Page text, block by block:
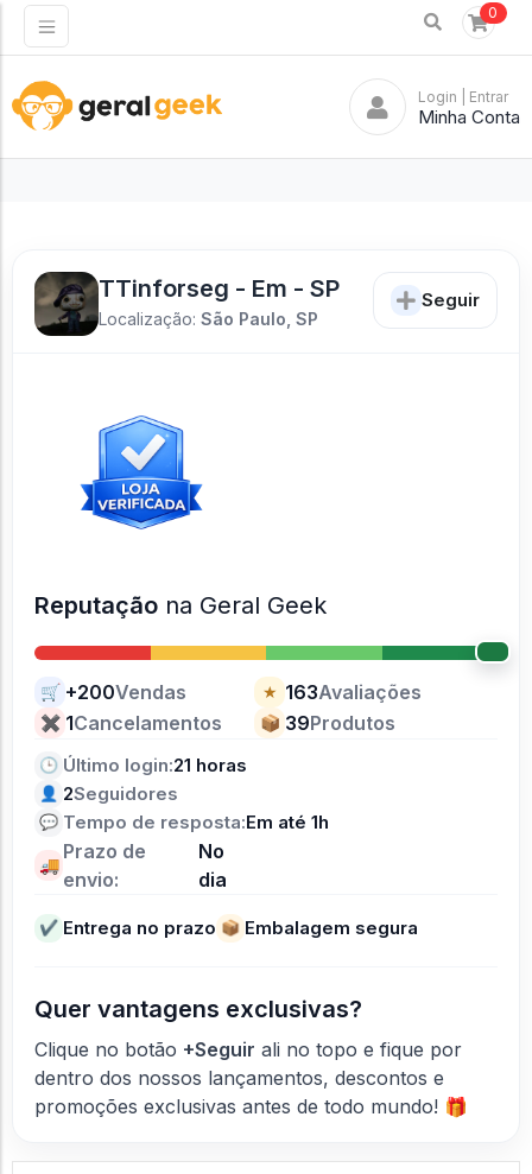
0
Login | Entrar
Minha Conta
TTinforseg - Em - SP
Localização: São Paulo, SP
Seguir
Reputação na Geral Geek
🛒 +200Vendas ★ 163Avaliações
✖ 1Cancelamentos 📦 39Produtos
🕒 Último login:21 horas
👤 2Seguidores
💬 Tempo de resposta:Em até 1h
🚚
Prazo de
envio:
No
dia
✔ Entrega no prazo 📦 Embalagem segura
Quer vantagens exclusivas?
Clique no botão +Seguir ali no topo e fique por
dentro dos nossos lançamentos, descontos e
promoções exclusivas antes de todo mundo! 🎁